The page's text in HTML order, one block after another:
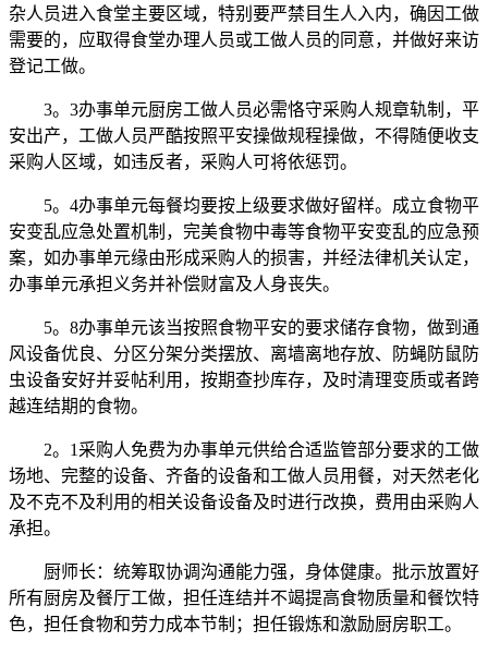
杂人员进入食堂主要区域，特别要严禁目生人入内，确因工做
需要的，应取得食堂办理人员或工做人员的同意，并做好来访
登记工做。
3。3办事单元厨房工做人员必需恪守采购人规章轨制，平
安出产，工做人员严酷按照平安操做规程操做，不得随便收支
采购人区域，如违反者，采购人可将依惩罚。
5。4办事单元每餐均要按上级要求做好留样。成立食物平
安变乱应急处置机制，完美食物中毒等食物平安变乱的应急预
案，如办事单元缘由形成采购人的损害，并经法律机关认定，
办事单元承担义务并补偿财富及人身丧失。
5。8办事单元该当按照食物平安的要求储存食物，做到通
风设备优良、分区分架分类摆放、离墙离地存放、防蝇防鼠防
虫设备安好并妥帖利用，按期查抄库存，及时清理变质或者跨
越连结期的食物。
2。1采购人免费为办事单元供给合适监管部分要求的工做
场地、完整的设备、齐备的设备和工做人员用餐，对天然老化
及不克不及利用的相关设备设备及时进行改换，费用由采购人
承担。
厨师长：统筹取协调沟通能力强，身体健康。批示放置好
所有厨房及餐厅工做，担任连结并不竭提高食物质量和餐饮特
色，担任食物和劳力成本节制；担任锻炼和激励厨房职工。